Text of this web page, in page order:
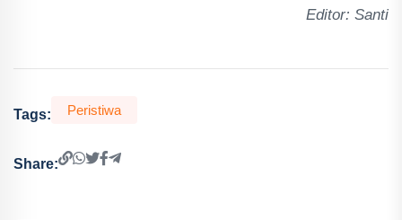
Editor: Santi
Tags: Peristiwa
Share: